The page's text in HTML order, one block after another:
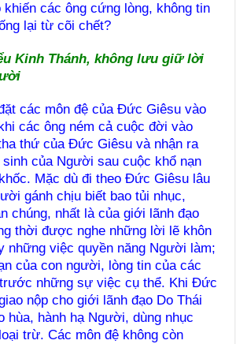
khiến các ông cứng lòng, không tin
lại từ cõi chết?
Kinh Thánh, không lưu giữ lời
các môn đệ của Đức Giêsu vào
các ông ném cả cuộc đời vào
thứ của Đức Giêsu và nhận ra
sinh của Người sau cuộc khổ nạn
Mặc dù đi theo Đức Giêsu lâu
gánh chịu biết bao tủi nhục,
chúng, nhất là của giới lãnh đạo
thời được nghe những lời lẽ khôn
những việc quyền năng Người làm;
của con người, lòng tin của các
những sự việc cụ thể. Khi Đức
nộp cho giới lãnh đạo Do Thái
hùa, hành hạ Người, dùng nhục
trừ. Các môn đệ không còn